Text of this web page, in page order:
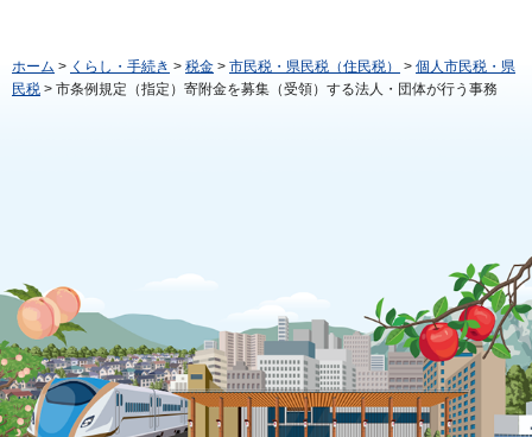
ホーム > くらし・手続き > 税金 > 市民税・県民税（住民税） > 個人市民税・県
民税 > 市条例規定（指定）寄附金を募集（受領）する法人・団体が行う事務